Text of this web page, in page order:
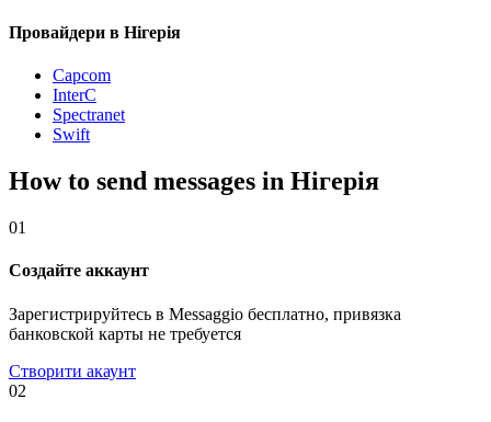
Провайдери в Нігерія
Capcom
InterC
Spectranet
Swift
How to send messages in Нігерія
01
Создайте аккаунт
Зарегистрируйтесь в Messaggio бесплатно, привязка
банковской карты не требуется
Створити акаунт
02